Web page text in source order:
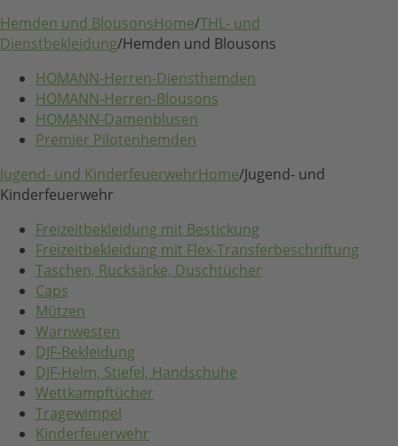
Hemden und BlousonsHome/THL- und
Dienstbekleidung/Hemden und Blousons
HOMANN-Herren-Diensthemden
HOMANN-Herren-Blousons
HOMANN-Damenblusen
Premier Pilotenhemden
Jugend- und KinderfeuerwehrHome/Jugend- und
Kinderfeuerwehr
Freizeitbekleidung mit Bestickung
Freizeitbekleidung mit Flex-Transferbeschriftung
Taschen, Rucksäcke, Duschtücher
Caps
Mützen
Warnwesten
DJF-Bekleidung
DJF-Helm, Stiefel, Handschuhe
Wettkampftücher
Tragewimpel
Kinderfeuerwehr